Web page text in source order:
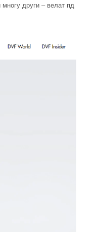
други – велат пд